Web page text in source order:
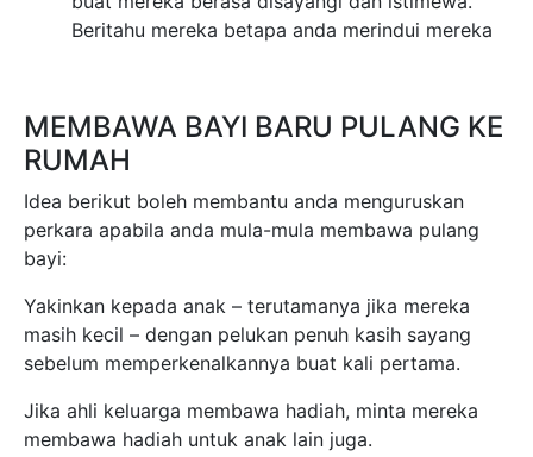
Beritahu mereka betapa anda merindui mereka
MEMBAWA BAYI BARU PULANG KE
RUMAH
Idea berikut boleh membantu anda menguruskan
perkara apabila anda mula-mula membawa pulang
bayi:
Yakinkan kepada anak – terutamanya jika mereka
masih kecil – dengan pelukan penuh kasih sayang
sebelum memperkenalkannya buat kali pertama.
Jika ahli keluarga membawa hadiah, minta mereka
membawa hadiah untuk anak lain juga.